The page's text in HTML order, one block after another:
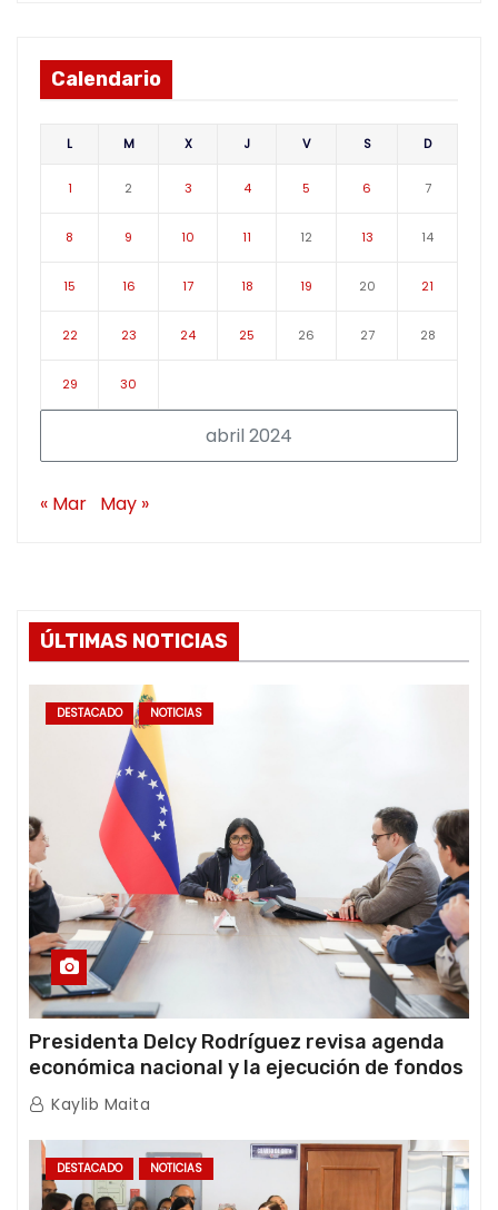
Calendario
abril 2024
L M X J V S D
1 2 3 4 5 6 7
8 9 10 11 12 13 14
15 16 17 18 19 20 21
22 23 24 25 26 27 28
29 30
« Mar May »
ÚLTIMAS NOTICIAS
DESTACADO NOTICIAS
Presidenta Delcy Rodríguez revisa agenda
económica nacional y la ejecución de fondos
de emergencia post-sismos
Kaylib Maita
DESTACADO NOTICIAS